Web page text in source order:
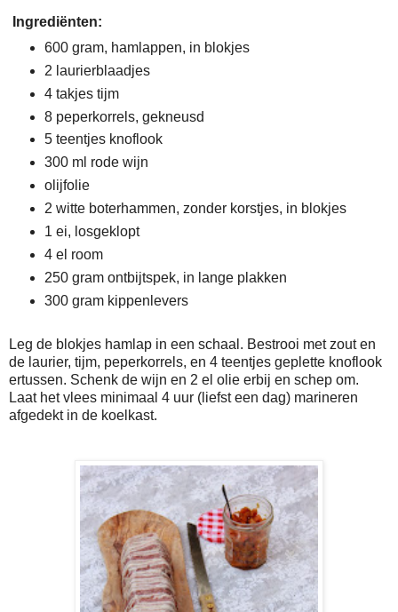
Ingrediënten:
600 gram, hamlappen, in blokjes
2 laurierblaadjes
4 takjes tijm
8 peperkorrels, gekneusd
5 teentjes knoflook
300 ml rode wijn
olijfolie
2 witte boterhammen, zonder korstjes, in blokjes
1 ei, losgeklopt
4 el room
250 gram ontbijtspek, in lange plakken
300 gram kippenlevers
Leg de blokjes hamlap in een schaal. Bestrooi met zout en
de laurier, tijm, peperkorrels, en 4 teentjes geplette knoflook
ertussen. Schenk de wijn en 2 el olie erbij en schep om.
Laat het vlees minimaal 4 uur (liefst een dag) marineren
afgedekt in de koelkast.